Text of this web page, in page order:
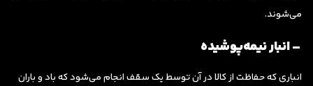
می‌شوند.
– انبار نیمه‌پوشیده
انباری که حفاظت از کالا در آن توسط یک سقف انجام می‌شود که باد و باران